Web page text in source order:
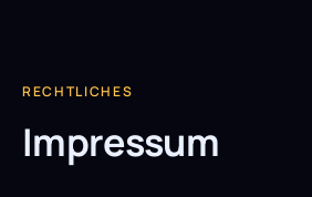
RECHTLICHES
Impressum